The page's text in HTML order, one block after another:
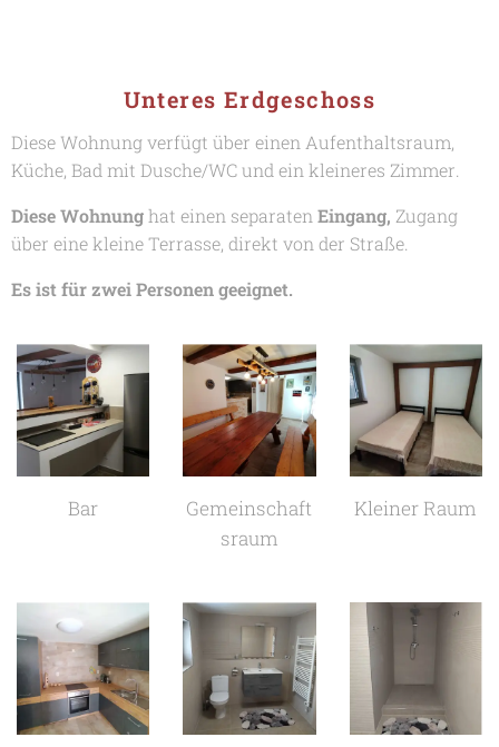
Unteres Erdgeschoss
Diese Wohnung verfügt über einen Aufenthaltsraum,
Küche, Bad mit Dusche/WC und ein kleineres Zimmer.
Diese Wohnunghat einen separaten Eingang, Zugang
über eine kleine Terrasse, direkt von der Straße.
Es ist für zwei Personen geeignet.
Bar
Gemeinschaft
sraum
Kleiner Raum